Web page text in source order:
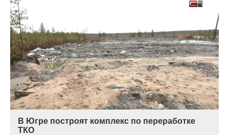
В Югре построят комплекс по переработке
ТКО